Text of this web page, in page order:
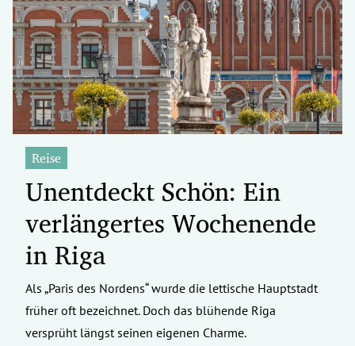
Reise
Unentdeckt Schön: Ein
verlängertes Wochenende
in Riga
Als „Paris des Nordens“ wurde die lettische Hauptstadt
früher oft bezeichnet. Doch das blühende Riga
versprüht längst seinen eigenen Charme.